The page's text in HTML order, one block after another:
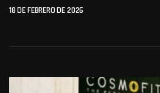
18 DE FEBRERO DE 2026